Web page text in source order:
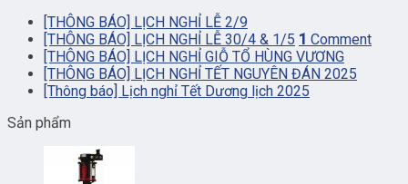
[THÔNG BÁO] LỊCH NGHỈ LỄ 2/9
[THÔNG BÁO] LỊCH NGHỈ LỄ 30/4 & 1/5 1 Comment
[THÔNG BÁO] LỊCH NGHỈ GIỖ TỔ HÙNG VƯƠNG
[THÔNG BÁO] LỊCH NGHỈ TẾT NGUYÊN ĐÁN 2025
[Thông báo] Lịch nghỉ Tết Dương lịch 2025
Sản phẩm